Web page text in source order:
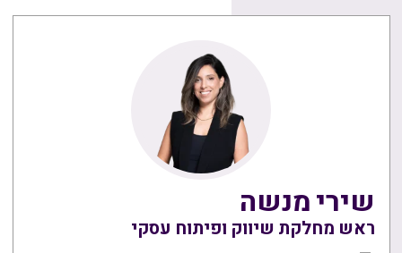
שירי מנשה
ראש מחלקת שיווק ופיתוח עסקי